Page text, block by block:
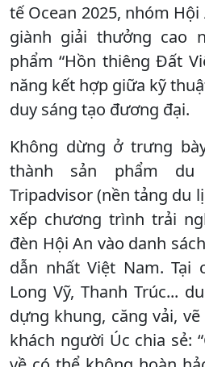
tế Ocean 2025, nhóm
giành giải thưởng cao
phẩm “Hồn thiêng Đất
năng kết hợp giữa kỹ
duy sáng tạo đương đại.
Không dừng ở trưng
thành sản phẩm du
Tripadvisor (nền tảng du
xếp chương trình trải
đèn Hội An vào danh
dẫn nhất Việt Nam. Tại
Long Vỹ, Thanh Trúc...
dựng khung, căng vải,
khách người Úc chia sẻ: